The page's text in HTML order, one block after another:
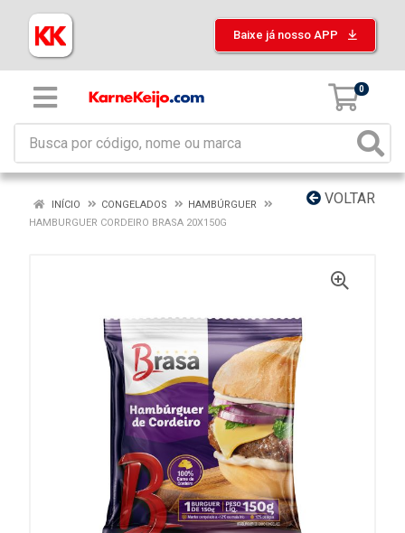
Baixe já nosso APP
0
VOLTAR
INÍCIO CONGELADOS
HAMBÚRGUER
HAMBURGUER CORDEIRO BRASA 20X150G